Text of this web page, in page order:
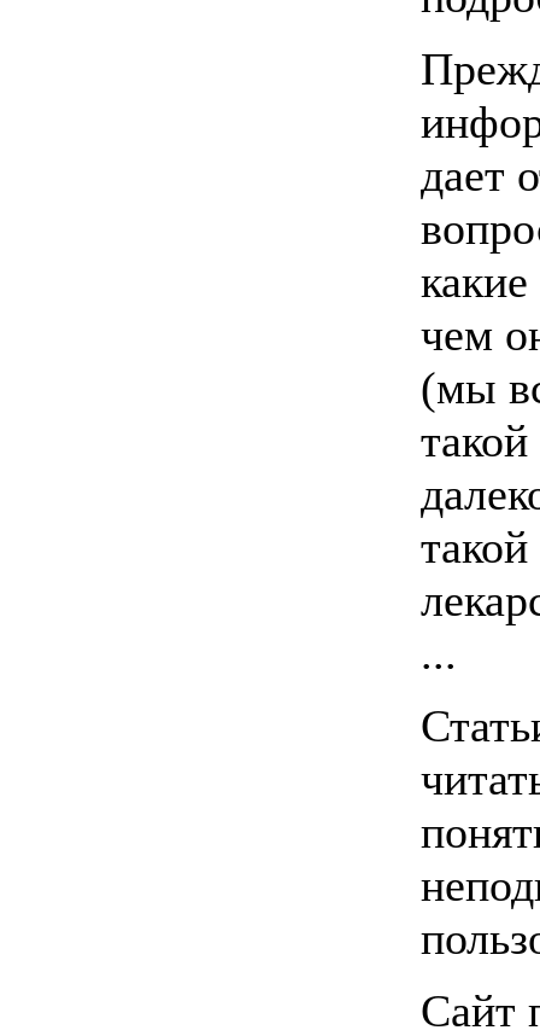
дает
чем
(мы
...
Сайт